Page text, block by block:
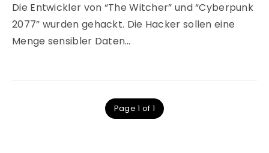
Die Entwickler von “The Witcher” und “Cyberpunk
2077” wurden gehackt. Die Hacker sollen eine
Menge sensibler Daten…
Page 1 of 1